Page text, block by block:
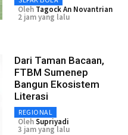
Oleh Tagock An Novantrian
2 jam yang lalu
Dari Taman Bacaan,
FTBM Sumenep
Bangun Ekosistem
Literasi
REGIONAL
OlehSupriyadi
3 jam yang lalu